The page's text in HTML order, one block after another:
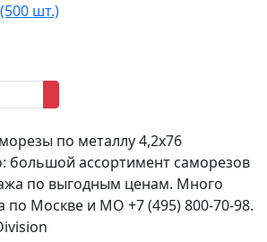
шт.)
по металлу 4,2x76
большой ассортимент саморезов
по выгодным ценам. Много
по Москве и МО +7 (495) 800-70-98.